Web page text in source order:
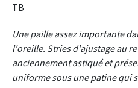
TB
Une paille assez importante
l'oreille. Stries d'ajustage au
anciennement astiqué et
uniforme sous une patine qui